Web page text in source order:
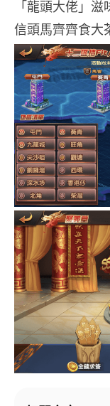
「龍頭大佬」
信頭馬齊齊食大